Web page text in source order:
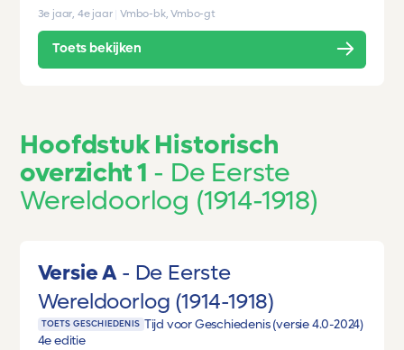
3e jaar, 4e jaar Vmbo-bk, Vmbo-gt
Toets bekijken
Hoofdstuk Historisch
overzicht 1
De Eerste
Wereldoorlog (1914-1918)
Versie A
De Eerste
Wereldoorlog (1914-1918)
TOETS GESCHIEDENIS Tijd voor Geschiedenis (versie 4.0-2024)
4e editie